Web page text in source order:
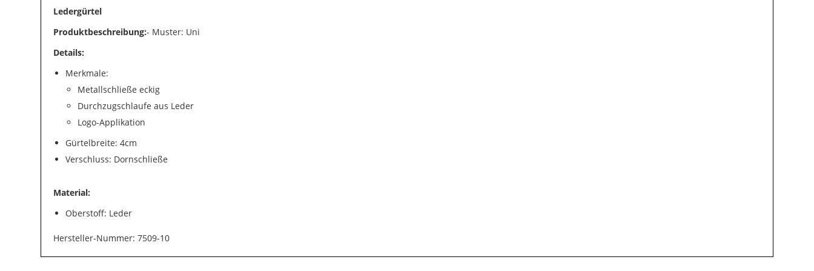
Ledergürtel
Produktbeschreibung:- Muster: Uni
Details:
Merkmale:
Metallschließe eckig
Durchzugschlaufe aus Leder
Logo-Applikation
Gürtelbreite: 4cm
Verschluss: Dornschließe
Material:
Oberstoff: Leder
Hersteller-Nummer: 7509-10